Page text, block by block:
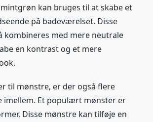
kan bruges til at skabe et
på badeværelset. Disse
kombineres med mere neutrale
en kontrast og et mere
til mønstre, er der også flere
imellem. Et populært mønster er
Disse mønstre kan tilføje en